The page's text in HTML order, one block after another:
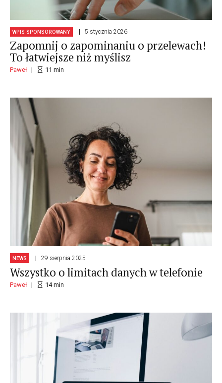
WPIS SPONSOROWANY 5 stycznia 2026
Zapomnij o zapominaniu o przelewach!
To łatwiejsze niż myślisz
Paweł 11 min
NEWS 29 sierpnia 2025
Wszystko o limitach danych w telefonie
Paweł 14min